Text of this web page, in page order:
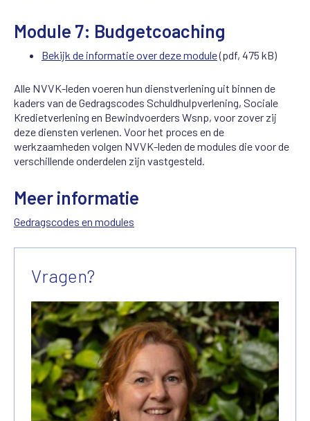
Module 7: Budgetcoaching
Bekijk de informatie over deze module(pdf, 475 kB)
Alle NVVK-leden voeren hun dienstverlening uit binnen de
kaders van de Gedragscodes Schuldhulpverlening, Sociale
Kredietverlening en Bewindvoerders Wsnp, voor zover zij
deze diensten verlenen. Voor het proces en de
werkzaamheden volgen NVVK-leden de modules die voor de
verschillende onderdelen zijn vastgesteld.
Meer informatie
Gedragscodes en modules
Vragen?